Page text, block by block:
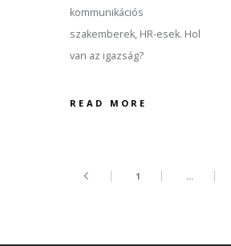
kommunikációs
szakemberek, HR-esek. Hol
van az igazság?
READ MORE
1 …